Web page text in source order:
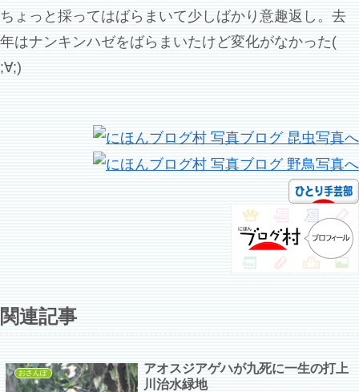
ちょっと採ってはばらまいて少しばかり意趣返し。去
年はナンキンハゼをばらまいたけど変化がなかった(
;∀;)
関連記事
おさんぽ
アオスジアゲハが九死に一生の打上
川治水緑地